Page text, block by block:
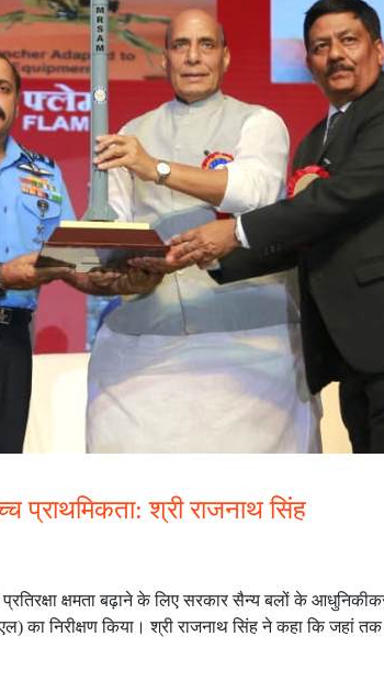
श्री राजनाथ सिंह
प्रतिरक्षा क्षमता बढ़ाने के लिए सरकार सैन्‍य बलों के
का निरीक्षण किया। श्री राजनाथ सिंह ने कहा कि जहां